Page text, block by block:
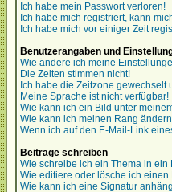
Ich habe mein Passwort verloren!
Ich habe mich registriert, kann
Ich habe mich vor einiger Zeit
Benutzerangaben und
Wie ändere ich meine
Die Zeiten stimmen nicht!
Ich habe die Zeitzone gewechselt
Meine Sprache ist nicht verfügbar!
Wie kann ich ein Bild unter
Wie kann ich meinen Rang
Wenn ich auf den E-Mail-Link
Beiträge schreiben
Wie schreibe ich ein Thema in ein
Wie editiere oder lösche ich einen
Wie kann ich eine Signatur